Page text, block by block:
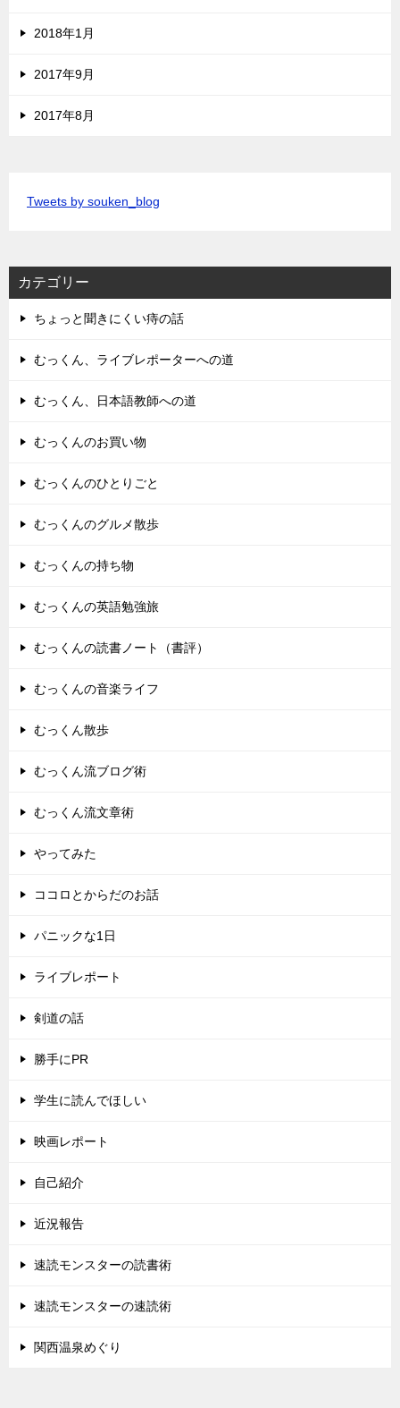
2018年1月
2017年9月
2017年8月
Tweets by souken_blog
カテゴリー
ちょっと聞きにくい痔の話
むっくん、ライブレポーターへの道
むっくん、日本語教師への道
むっくんのお買い物
むっくんのひとりごと
むっくんのグルメ散歩
むっくんの持ち物
むっくんの英語勉強旅
むっくんの読書ノート（書評）
むっくんの音楽ライフ
むっくん散歩
むっくん流ブログ術
むっくん流文章術
やってみた
ココロとからだのお話
パニックな1日
ライブレポート
剣道の話
勝手にPR
学生に読んでほしい
映画レポート
自己紹介
近況報告
速読モンスターの読書術
速読モンスターの速読術
関西温泉めぐり